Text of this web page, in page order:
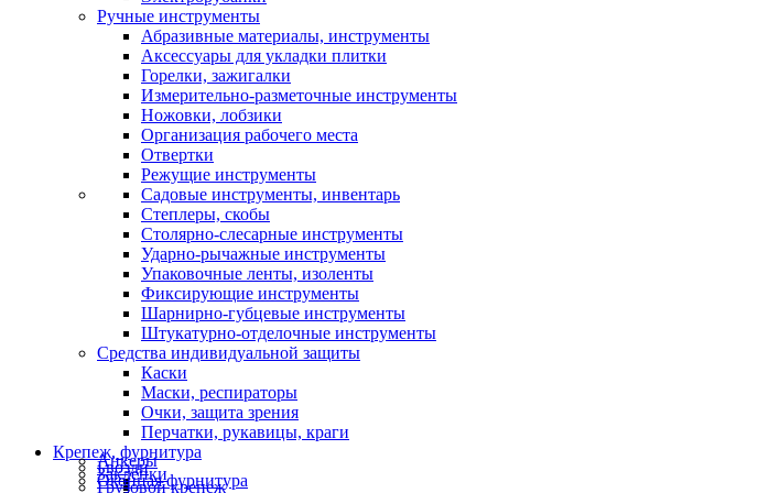
Ручные инструменты
Абразивные материалы, инструменты
Аксессуары для укладки плитки
Горелки, зажигалки
Измерительно-разметочные инструменты
Ножовки, лобзики
Организация рабочего места
Отвертки
Режущие инструменты
Садовые инструменты, инвентарь
Степлеры, скобы
Столярно-слесарные инструменты
Ударно-рычажные инструменты
Упаковочные ленты, изоленты
Фиксирующие инструменты
Шарнирно-губцевые инструменты
Штукатурно-отделочные инструменты
Средства индивидуальной защиты
Каски
Маски, респираторы
Очки, защита зрения
Перчатки, рукавицы, краги
Крепеж, фурнитура
Анкеры
Гвозди
Заклепки
Оконная фурнитура
Грузовой крепеж